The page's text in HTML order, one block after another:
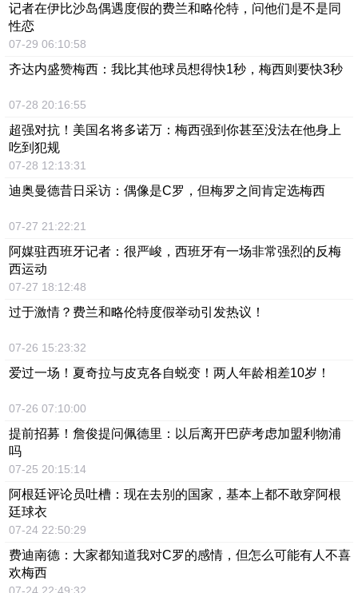
记者在伊比沙岛偶遇度假的费兰和略伦特，问他们是不是同
性恋
07-29 06:10:58
齐达内盛赞梅西：我比其他球员想得快1秒，梅西则要快3秒
07-28 20:16:55
超强对抗！美国名将多诺万：梅西强到你甚至没法在他身上
吃到犯规
07-28 12:13:31
迪奥曼德昔日采访：偶像是C罗，但梅罗之间肯定选梅西
07-27 21:22:21
阿媒驻西班牙记者：很严峻，西班牙有一场非常强烈的反梅
西运动
07-27 18:12:48
过于激情？费兰和略伦特度假举动引发热议！
07-26 15:23:32
爱过一场！夏奇拉与皮克各自蜕变！两人年龄相差10岁！
07-26 07:10:00
提前招募！詹俊提问佩德里：以后离开巴萨考虑加盟利物浦
吗
07-25 20:15:14
阿根廷评论员吐槽：现在去别的国家，基本上都不敢穿阿根
廷球衣
07-24 22:50:29
费迪南德：大家都知道我对C罗的感情，但怎么可能有人不喜
欢梅西
07-24 22:49:32